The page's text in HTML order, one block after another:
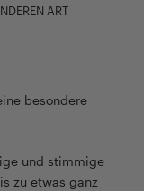
ART
besondere
und stimmige
zu etwas ganz